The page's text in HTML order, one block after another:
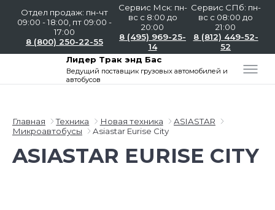
Отдел продаж: пн-чт
09:00 - 18:00, пт 09:00 -
17:00
8 (800) 250-22-55
Сервис Мск: пн-
вс с 8:00 до
20:00
8 (495) 969-25-
14
Сервис СПб: пн-
вс с 08:00 до
21:00
8 (812) 449-52-
52
Лидер Трак энд Бас
Ведущий поставщик грузовых автомобилей и
автобусов
Главная Техника Новая техника
ASIASTAR
Микроавтобусы
Asiastar Eurise City
ASIASTAR EURISE CITY